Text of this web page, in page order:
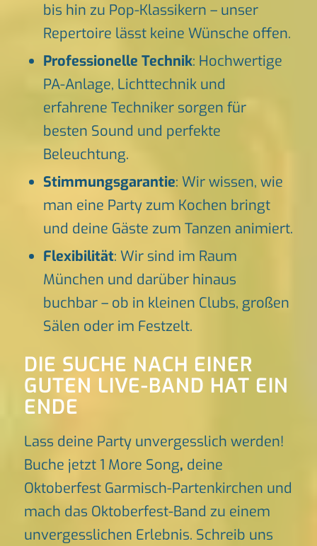
bis hin zu Pop-Klassikern – unser
Repertoire lässt keine Wünsche offen.
Professionelle Technik: Hochwertige
PA-Anlage, Lichttechnik und
erfahrene Techniker sorgen für
besten Sound und perfekte
Beleuchtung.
Stimmungsgarantie: Wir wissen, wie
man eine Party zum Kochen bringt
und deine Gäste zum Tanzen animiert.
Flexibilität: Wir sind im Raum
München und darüber hinaus
buchbar – ob in kleinen Clubs, großen
Sälen oder im Festzelt.
DIE SUCHE NACH EINER
GUTEN LIVE-BAND HAT EIN
ENDE
Lass deine Party unvergesslich werden!
Buche jetzt 1 More Song, deine
Oktoberfest Garmisch-Partenkirchen und
mach das Oktoberfest-Band zu einem
unvergesslichen Erlebnis. Schreib uns